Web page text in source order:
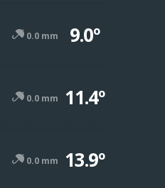
0.0 mm 9.0º
0.0 mm 11.4º
0.0 mm 13.9º